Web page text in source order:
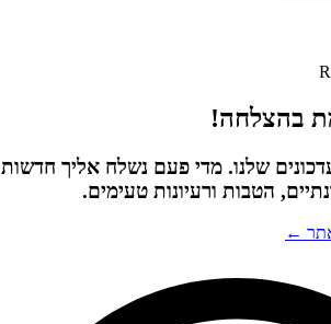
בהצלחה!
שלנו. מדי פעם נשלח אליך חדשות
הטבות ורעיונות טעימים.
←